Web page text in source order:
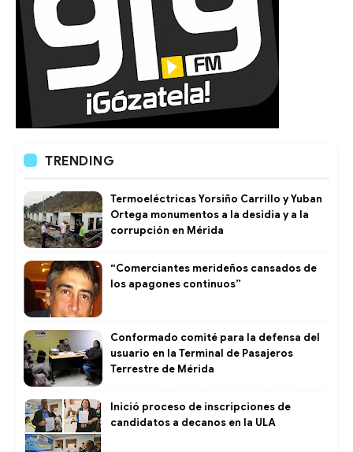
TRENDING
Termoeléctricas Yorsiño Carrillo y Yuban
Ortega monumentos a la desidia y a la
corrupción en Mérida
“Comerciantes merideños cansados de
los apagones continuos”
Conformado comité para la defensa del
usuario en la Terminal de Pasajeros
Terrestre de Mérida
Inició proceso de inscripciones de
candidatos a decanos en la ULA